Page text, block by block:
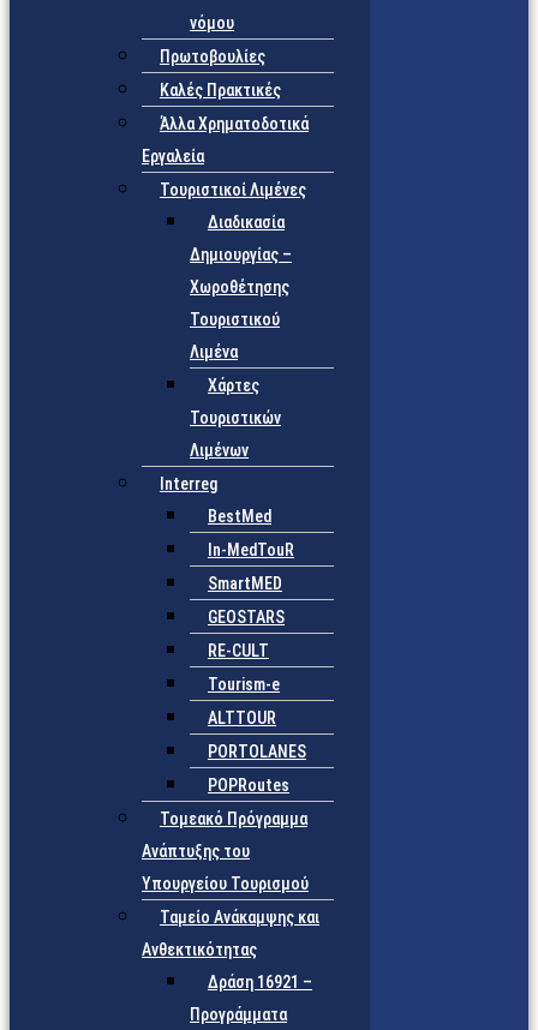
νόμου
Πρωτοβουλίες
Καλές Πρακτικές
Άλλα Χρηματοδοτικά
Εργαλεία
Τουριστικοί Λιμένες
Διαδικασία
Δημιουργίας –
Χωροθέτησης
Τουριστικού
Λιμένα
Χάρτες
Τουριστικών
Λιμένων
Interreg
BestMed
In-MedTouR
SmartMED
GEOSTARS
RE-CULT
Tourism-e
ALTTOUR
PORTOLANES
POPRoutes
Τομεακό Πρόγραμμα
Ανάπτυξης του
Υπουργείου Τουρισμού
Ταμείο Ανάκαμψης και
Ανθεκτικότητας
Δράση 16921 –
Προγράμματα